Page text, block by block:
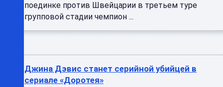
поединке против Швейцарии в третьем туре
групповой стадии чемпион ...
Джина Дэвис станет серийной убийцей в
сериале «Доротея»